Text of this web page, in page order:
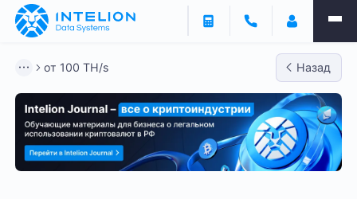
от 100 TH/s Назад
Фильтры
Готовый бизнес
Контейнеры